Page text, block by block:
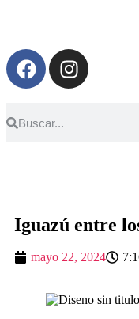
Iguazú entre
mayo 22, 2024